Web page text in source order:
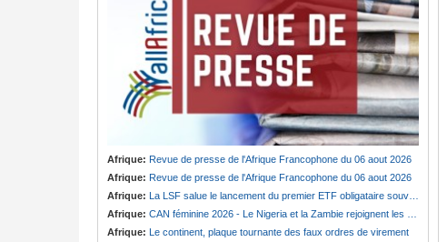
Afrique: Revue de presse de l'Afrique Francophone du 06 aout 2026
Afrique: Revue de presse de l'Afrique Francophone du 06 aout 2026
Afrique: La LSF salue le lancement du premier ETF obligataire souverain africain (USD) disponible en Europe
Afrique: CAN féminine 2026 - Le Nigeria et la Zambie rejoignent les quarts de finale
Afrique: Le continent, plaque tournante des faux ordres de virement